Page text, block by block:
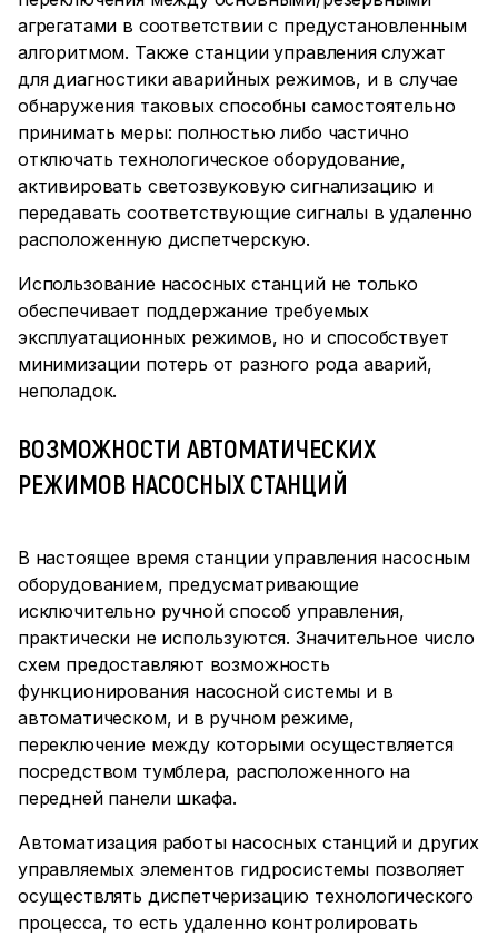
агрегатами в соответствии с предустановленным
алгоритмом. Также станции управления служат
для диагностики аварийных режимов, и в случае
обнаружения таковых способны самостоятельно
принимать меры: полностью либо частично
отключать технологическое оборудование,
активировать светозвуковую сигнализацию и
передавать соответствующие сигналы в удаленно
расположенную диспетчерскую.
Использование насосных станций не только
обеспечивает поддержание требуемых
эксплуатационных режимов, но и способствует
минимизации потерь от разного рода аварий,
неполадок.
ВОЗМОЖНОСТИ АВТОМАТИЧЕСКИХ
РЕЖИМОВ НАСОСНЫХ СТАНЦИЙ
В настоящее время станции управления насосным
оборудованием, предусматривающие
исключительно ручной способ управления,
практически не используются. Значительное число
схем предоставляют возможность
функционирования насосной системы и в
автоматическом, и в ручном режиме,
переключение между которыми осуществляется
посредством тумблера, расположенного на
передней панели шкафа.
Автоматизация работы насосных станций и других
управляемых элементов гидросистемы позволяет
осуществлять диспетчеризацию технологического
процесса, то есть удаленно контролировать